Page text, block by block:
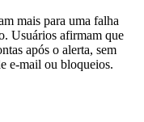
mais para uma falha
Usuários afirmam que
após o alerta, sem
e-mail ou bloqueios.